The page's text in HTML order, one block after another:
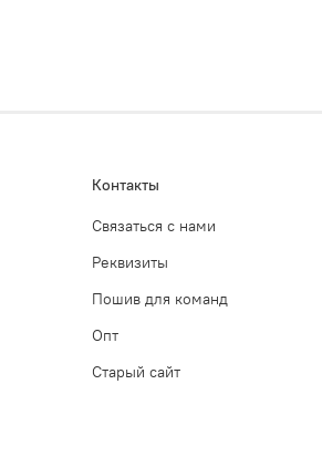
Контакты
Связаться с нами
Реквизиты
Пошив для команд
Опт
Старый сайт